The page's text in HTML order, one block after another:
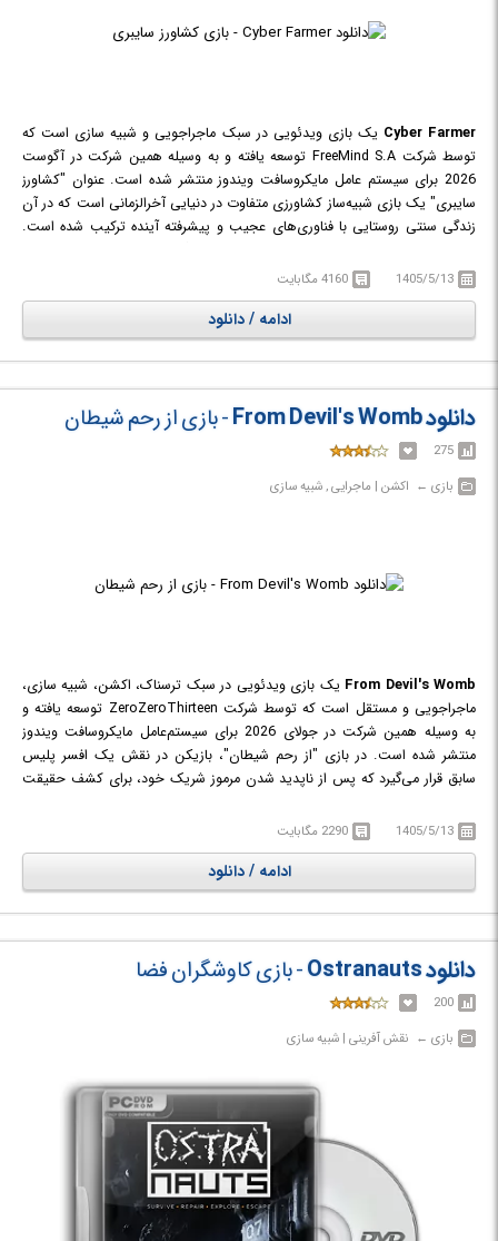
Cyber Farmer یک بازی ویدئویی در سبک ماجراجویی و شبیه سازی است که
توسط شرکت FreeMind S.A توسعه یافته و به وسیله همین شرکت در آگوست
2026 برای سیستم عامل مایکروسافت ویندوز منتشر شده است. عنوان "کشاورز
سایبری" یک بازی شبیه‌ساز کشاورزی متفاوت در دنیایی آخرالزمانی است که در آن
زندگی سنتی روستایی با فناوری‌های عجیب و پیشرفته آینده ترکیب شده است.
پس از جنگ ویران شده و باید میراث کشاورزی خانواده را با کمک تکنولوژی‌های
سایبری زنده نگه دارید. در این مسیر با استفاده از ابزارهای رباتیک، ارتقاهای
سایبری، محصولات ژنتیکی و گیاهان جهش‌یافته، مزرعه خود را توسعه داده و
موجودات عجیبی مانند خوک‌های سایبری را پرورش می‌دهید. بازی با ترکیبی از
طنز، اتفاقات غیرمنتظره، شخصیت‌های عجیب و محیطی پر از شگفتی، تجربه‌ای
سرگرم‌کننده و متفاوت از کشاورزی در آینده‌ای دیوانه‌وار ارائه می‌دهد؛ جایی که
فناوری مدرن با بقای انسان‌ها و سنت‌های قدیمی کشاورزی در هم آمیخته است.
1405/5/13 4160 مگابایت
ادامه / دانلود
دانلود From Devil's Womb - بازی از رحم شیطان
275
بازی‎ ← ‏ اکشن | ماجرایی , شبیه سازی
From Devil's Womb یک بازی ویدئویی در سبک ترسناک، اکشن، شبیه سازی،
ماجراجویی و مستقل است که توسط شرکت ZeroZeroThirteen توسعه یافته و
به وسیله همین شرکت در جولای 2026 برای سیستم‌عامل مایکروسافت ویندوز
منتشر شده است. در بازی "از رحم شیطان"، بازیکن در نقش یک افسر پلیس
سابق قرار می‌گیرد که پس از ناپدید شدن مرموز شریک خود، برای کشف حقیقت
بررسی محیط، پیدا کردن سرنخ‌های پنهان، حل معماهای مختلف و مواجهه با
تهدیدهای ناشناخته، رازهای وحشتناک گذشته را آشکار کنند. From Devil's
Womb یک تجربه ترسناک اول‌شخص با تمرکز بر اکتشاف، روایت داستانی
محیط‌محور و ایجاد حس اضطراب است که با فضاسازی سنگین، جلوه‌های بصری
الهام‌گرفته از سبک VHS و عناصر وحشت روان‌شناختی، بازیکنان را وارد دنیایی
تاریک و پر از رمز و راز می‌کند.
1405/5/13 2290 مگابایت
ادامه / دانلود
دانلود Ostranauts - بازی کاوشگران فضا
200
بازی‎ ← ‏ نقش آفرینی | شبیه سازی